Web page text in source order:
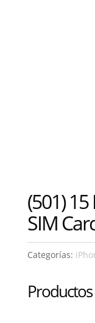
(501)
SIM
Categorías: